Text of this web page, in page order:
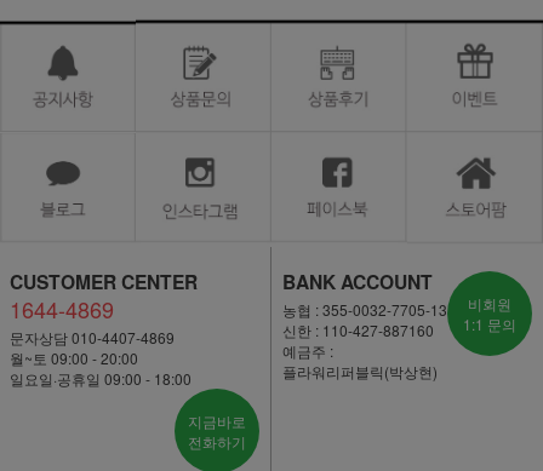
CUSTOMER CENTER
1644-4869
문자상담 010-4407-4869
월~토 09:00 - 20:00
일요일·공휴일 09:00 - 18:00
지금바로
전화하기
BANK ACCOUNT
농협 : 355-0032-7705-13
신한 : 110-427-887160
예금주 :
플라워리퍼블릭(박상현)
비회원
1:1 문의